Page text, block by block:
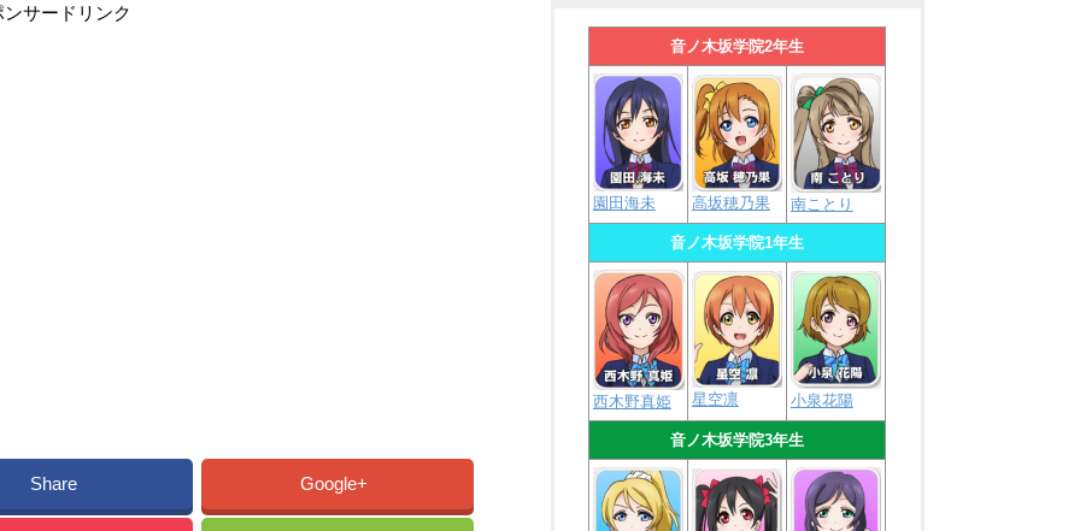
ンサードリンク
Share Google+
音ノ木坂学院2年生
園田海未 高坂穂乃果 南ことり
音ノ木坂学院1年生
西木野真姫 星空凛 小泉花陽
音ノ木坂学院3年生